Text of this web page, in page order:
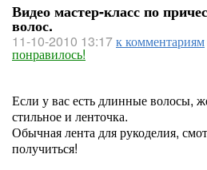
Видео мастер-класс по
волос.
11-10-2010 13:17к комментариям
понравилось!
Если у вас есть длинные волосы,
стильное и ленточка.
Обычная лента для рукоделия,
получиться!